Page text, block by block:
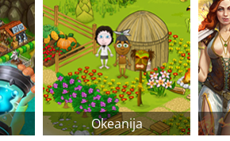
Okeanija